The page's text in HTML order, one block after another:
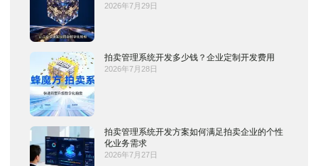
2026年7月29日
拍卖管理系统开发多少钱？企业定制开发费用
2026年7月28日
拍卖管理系统开发方案如何满足拍卖企业的个性
化业务需求
2026年7月27日